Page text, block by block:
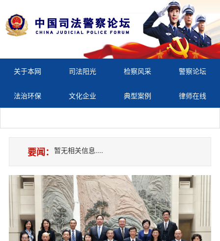
关于本网 司法阳光 检察风采 警察论坛
法治环保 文化企业 典型案例 律师在线
要闻： 暂无相关信息....